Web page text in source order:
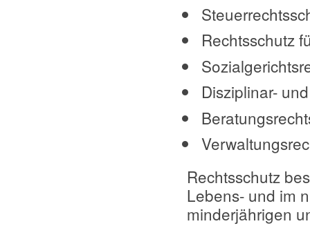
Rechtsschutz
Disziplinar-
Rechtsschutz
Lebens- und im
minderjährigen